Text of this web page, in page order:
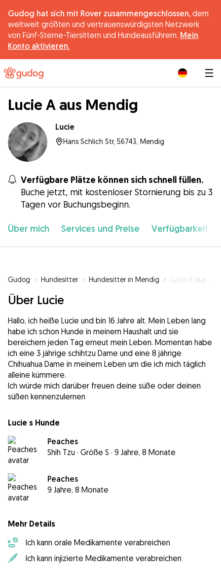
Gudog hat sich mit Rover zusammengeschlossen, dem
weltweit größten und vertrauenswürdigsten Netzwerk
von Fünf-Sterne-Tiersittern und Hundeausführern. Mein
Konto aktivieren.
Lucie A aus Mendig
Lucie
Hans Schlich Str, 56743, Mendig
Verfügbare Plätze können sich schnell füllen.
Buche jetzt, mit kostenloser Stornierung bis zu 3
Tagen vor Buchungsbeginn.
Über mich Services und Preise Verfügbarkeit
Gudog » Hundesitter » Hundesitter in Mendig » Lucie A aus Mendig
Über Lucie
Hallo, ich heiße Lucie und bin 16 Jahre alt. Mein Leben lang
habe ich schon Hunde in meinem Haushalt und sie
bereichern jeden Tag erneut mein Leben. Momentan habe
ich eine 3 jährige schihtzu Dame und eine 8 jährige
Chihuahua Dame in meinem Leben um die ich mich täglich
alleine kümmere.
Ich würde mich darüber freuen deine süße oder deinen
süßen kennenzulernen
Lucie s Hunde
Peaches
Shih Tzu · Größe S · 9 Jahre, 8 Monate
Peaches
9 Jahre, 8 Monate
Mehr Details
Ich kann orale Medikamente verabreichen
Ich kann injizierte Medikamente verabreichen